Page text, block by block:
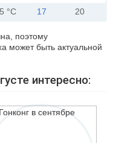
°C 17 20
поэтому
может быть актуальной
интересно: